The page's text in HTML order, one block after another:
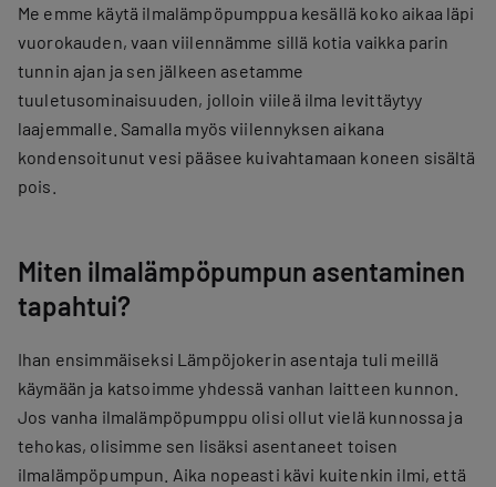
Me emme käytä ilmalämpöpumppua kesällä koko aikaa läpi
vuorokauden, vaan viilennämme sillä kotia vaikka parin
tunnin ajan ja sen jälkeen asetamme
tuuletusominaisuuden, jolloin viileä ilma levittäytyy
laajemmalle. Samalla myös viilennyksen aikana
kondensoitunut vesi pääsee kuivahtamaan koneen sisältä
pois.
Miten ilmalämpöpumpun asentaminen
tapahtui?
Ihan ensimmäiseksi Lämpöjokerin asentaja tuli meillä
käymään ja katsoimme yhdessä vanhan laitteen kunnon.
Jos vanha ilmalämpöpumppu olisi ollut vielä kunnossa ja
tehokas, olisimme sen lisäksi asentaneet toisen
ilmalämpöpumpun. Aika nopeasti kävi kuitenkin ilmi, että